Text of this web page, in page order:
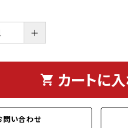
＋
shopping_cart カートに
問い合わせ